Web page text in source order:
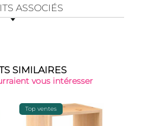
ASSOCIÉS
SIMILAIRES
vous intéresser
Top ventes